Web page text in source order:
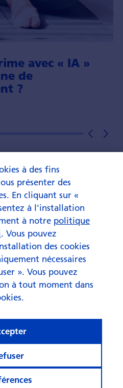
avec « IA »
de
?
à des fins
présenter des
En cliquant sur «
à l'installation
à notre politique
. Vous pouvez
des cookies
nécessaires
». Vous pouvez
à tout moment dans